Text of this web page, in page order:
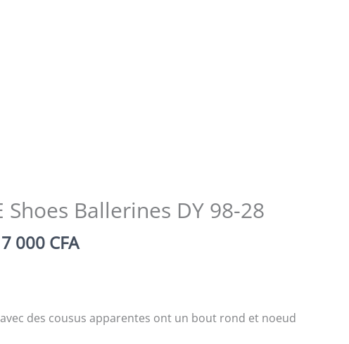
Shoes Ballerines DY 98-28
Le
12
000 CFA.
7 000 CFALe
7
000 CFA.
des cousus apparentes ont un bout rond et noeud